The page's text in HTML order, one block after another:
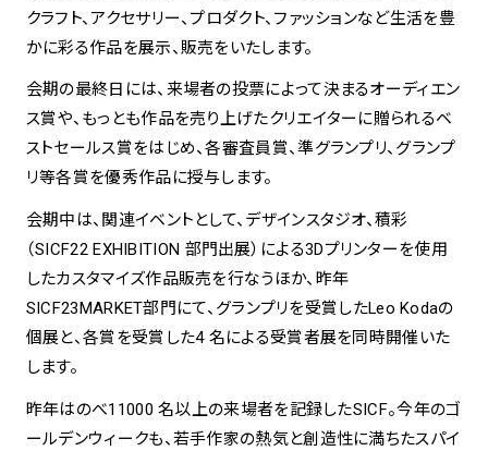
クラフト、アクセサリー、プロダクト、ファッションなど生活を豊
かに彩る作品を展示、販売をいたします。
会期の最終日には、来場者の投票によって決まるオーディエン
ス賞や、もっとも作品を売り上げたクリエイターに贈られるベ
ストセールス賞をはじめ、各審査員賞、準グランプリ、グランプ
リ等各賞を優秀作品に授与します。
会期中は、関連イベントとして、デザインスタジオ、積彩
（SICF22 EXHIBITION 部門出展）による3Dプリンターを使用
したカスタマイズ作品販売を行なうほか、昨年
SICF23MARKET部門にて、グランプリを受賞したLeo Kodaの
個展と、各賞を受賞した4 名による受賞者展を同時開催いた
します。
昨年はのべ11000 名以上の来場者を記録したSICF。今年のゴ
ールデンウィークも、若手作家の熱気と創造性に満ちたスパイ